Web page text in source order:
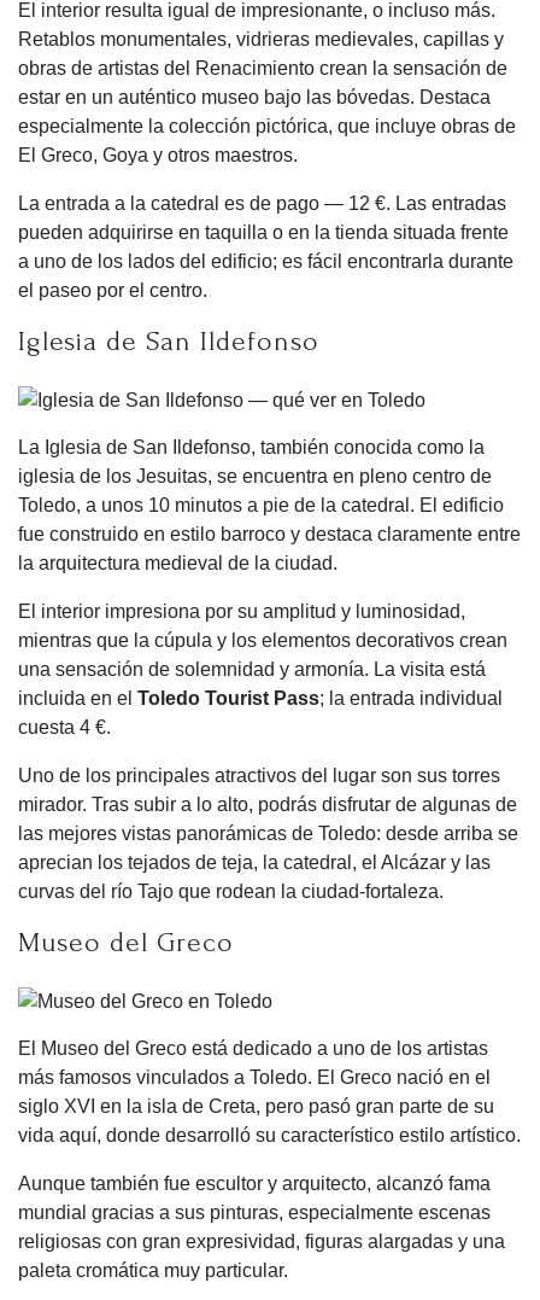
El interior resulta igual de impresionante, o incluso más.
Retablos monumentales, vidrieras medievales, capillas y
obras de artistas del Renacimiento crean la sensación de
estar en un auténtico museo bajo las bóvedas. Destaca
especialmente la colección pictórica, que incluye obras de
El Greco, Goya y otros maestros.
La entrada a la catedral es de pago — 12 €. Las entradas
pueden adquirirse en taquilla o en la tienda situada frente
a uno de los lados del edificio; es fácil encontrarla durante
el paseo por el centro.
Iglesia de San Ildefonso
La Iglesia de San Ildefonso, también conocida como la
iglesia de los Jesuitas, se encuentra en pleno centro de
Toledo, a unos 10 minutos a pie de la catedral. El edificio
fue construido en estilo barroco y destaca claramente entre
la arquitectura medieval de la ciudad.
El interior impresiona por su amplitud y luminosidad,
mientras que la cúpula y los elementos decorativos crean
una sensación de solemnidad y armonía. La visita está
incluida en el Toledo Tourist Pass; la entrada individual
cuesta 4 €.
Uno de los principales atractivos del lugar son sus torres
mirador. Tras subir a lo alto, podrás disfrutar de algunas de
las mejores vistas panorámicas de Toledo: desde arriba se
aprecian los tejados de teja, la catedral, el Alcázar y las
curvas del río Tajo que rodean la ciudad-fortaleza.
Museo del Greco
El Museo del Greco está dedicado a uno de los artistas
más famosos vinculados a Toledo. El Greco nació en el
siglo XVI en la isla de Creta, pero pasó gran parte de su
vida aquí, donde desarrolló su característico estilo artístico.
Aunque también fue escultor y arquitecto, alcanzó fama
mundial gracias a sus pinturas, especialmente escenas
religiosas con gran expresividad, figuras alargadas y una
paleta cromática muy particular.